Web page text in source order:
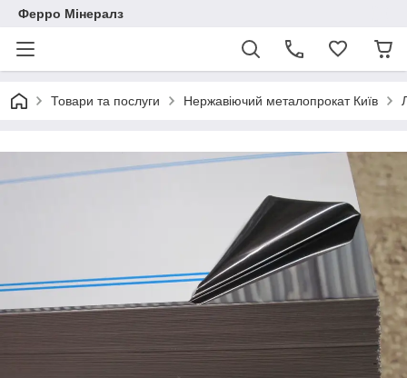
Ферро Мінералз
Товари та послуги Нержавіючий металопрокат Київ